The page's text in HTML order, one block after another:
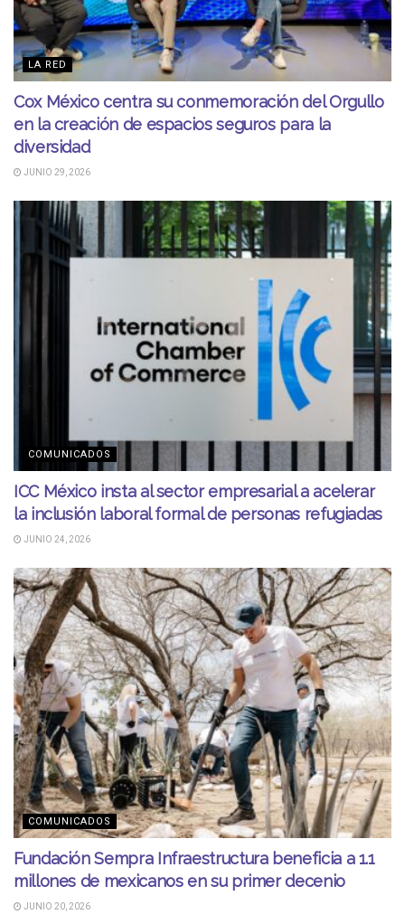
LA RED
Cox México centra su conmemoración del Orgullo
en la creación de espacios seguros para la
diversidad
JUNIO 29, 2026
COMUNICADOS
ICC México insta al sector empresarial a acelerar
la inclusión laboral formal de personas refugiadas
JUNIO 24, 2026
COMUNICADOS
Fundación Sempra Infraestructura beneficia a 1.1
millones de mexicanos en su primer decenio
JUNIO 20, 2026